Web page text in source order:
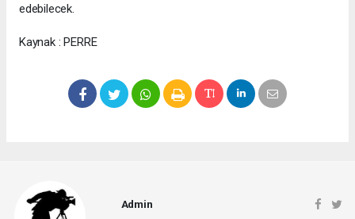
edebilecek.
Kaynak : PERRE
Admin